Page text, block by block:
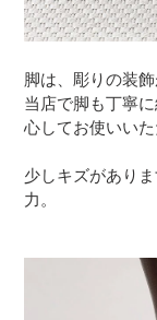
脚は、彫りの装飾
当店で脚も丁寧
心してお使いいた
少しキズがあり
力。